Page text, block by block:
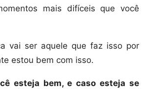
mais difíceis que você
vai ser aquele que faz isso por
estou bem com isso.
esteja bem, e caso esteja se